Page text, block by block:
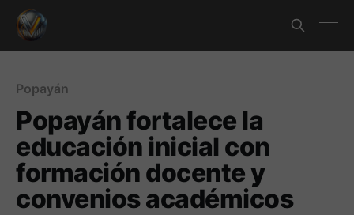
Popayán
Popayán fortalece la
educación inicial con
formación docente y
convenios académicos